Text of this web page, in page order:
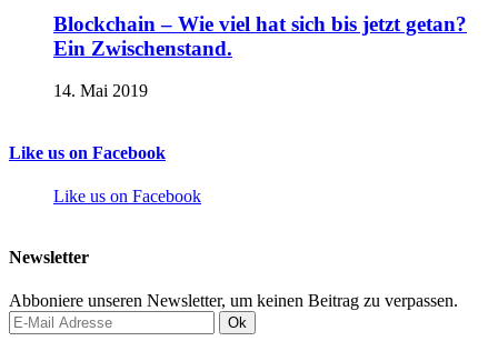
Blockchain – Wie viel hat sich bis jetzt getan?
Ein Zwischenstand.
14. Mai 2019
Like us on Facebook
Like us on Facebook
Newsletter
Abboniere unseren Newsletter, um keinen Beitrag zu verpassen.